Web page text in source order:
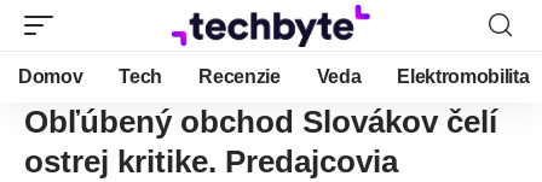
Domov Tech Recenzie Veda Elektromobilita
Obľúbený obchod Slovákov čelí
ostrej kritike. Predajcovia